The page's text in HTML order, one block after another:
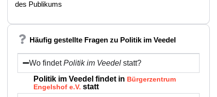
des Publikums
Häufig gestellte Fragen zu Politik im Veedel
Wo findetPolitik im Veedel statt?
Politik im Veedel findet in Bürgerzentrum
Engelshof e.V. statt